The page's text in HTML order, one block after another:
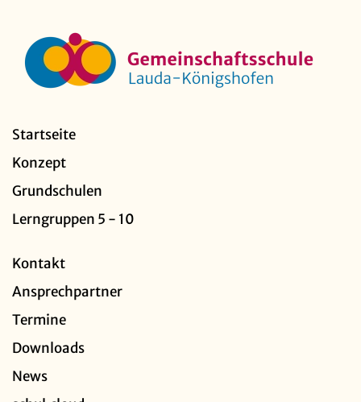
Startseite
Konzept
Grundschulen
Lerngruppen 5 - 10
Kontakt
Ansprechpartner
Termine
Downloads
News